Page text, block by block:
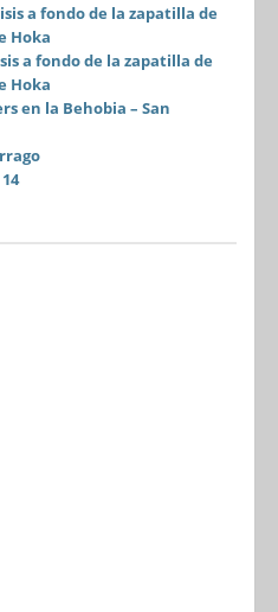
a fondo de la zapatilla de
Hoka
a fondo de la zapatilla de
Hoka
en la Behobia – San